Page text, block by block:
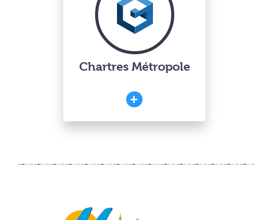
Chartres Métropole